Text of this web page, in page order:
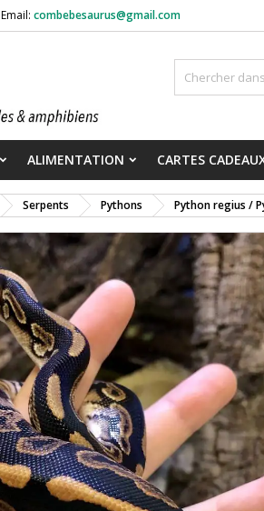
Email: combebesaurus@gmail.com
ALIMENTATION CARTES
Serpents Pythons Python regius /